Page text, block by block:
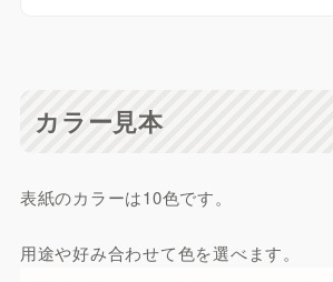
カラー見本
表紙のカラーは10色です。
用途や好み合わせて色を選べます。